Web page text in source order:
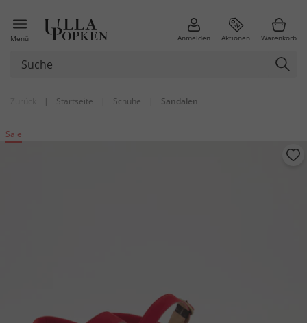
Menü Anmelden Aktionen Warenkorb
| Startseite | Schuhe | Sandalen
Sale